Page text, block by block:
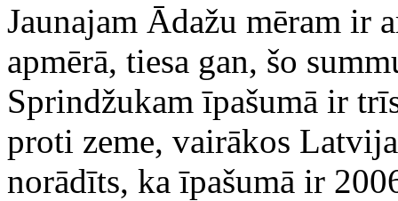
Jaunajam Ādažu mēram ir
apmērā, tiesa gan, šo
Sprindžukam īpašumā ir
proti zeme, vairākos
norādīts, ka īpašumā ir